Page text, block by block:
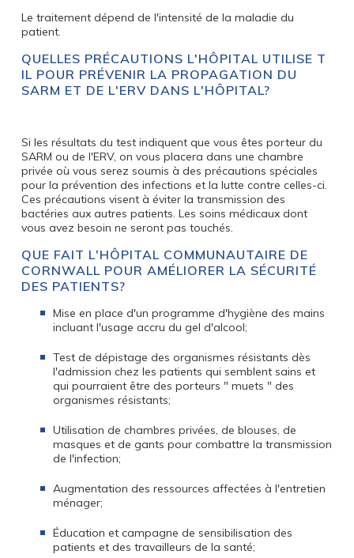
Le traitement dépend de l'intensité de la maladie du
patient.
QUELLES PRÉCAUTIONS L'HÔPITAL UTILISE T
IL POUR PRÉVENIR LA PROPAGATION DU
SARM ET DE L'ERV DANS L'HÔPITAL?
Si les résultats du test indiquent que vous êtes porteur du
SARM ou de l'ERV, on vous placera dans une chambre
privée où vous serez soumis à des précautions spéciales
pour la prévention des infections et la lutte contre celles-ci.
Ces précautions visent à éviter la transmission des
bactéries aux autres patients. Les soins médicaux dont
vous avez besoin ne seront pas touchés.
QUE FAIT L'HÔPITAL COMMUNAUTAIRE DE
CORNWALL POUR AMÉLIORER LA SÉCURITÉ
DES PATIENTS?
Mise en place d'un programme d'hygiène des mains
incluant l'usage accru du gel d'alcool;
Test de dépistage des organismes résistants dès
l'admission chez les patients qui semblent sains et
qui pourraient être des porteurs " muets " des
organismes résistants;
Utilisation de chambres privées, de blouses, de
masques et de gants pour combattre la transmission
de l'infection;
Augmentation des ressources affectées à l'entretien
ménager;
Éducation et campagne de sensibilisation des
patients et des travailleurs de la santé;